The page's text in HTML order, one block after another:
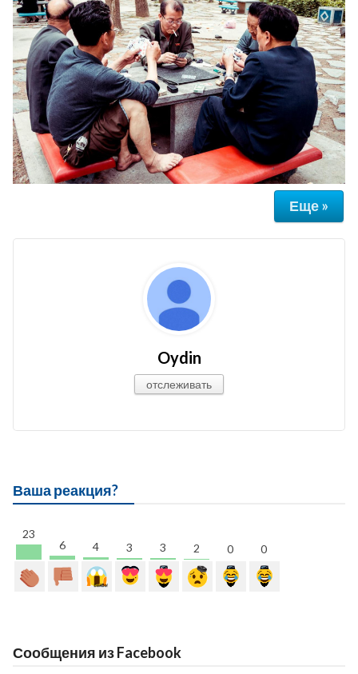
Еще »
Oydin
отслеживать
Ваша реакция?
23
6
4 3 3 2 0 0
Сообщения из Facebook